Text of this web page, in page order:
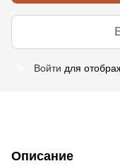
Войти для
Описание